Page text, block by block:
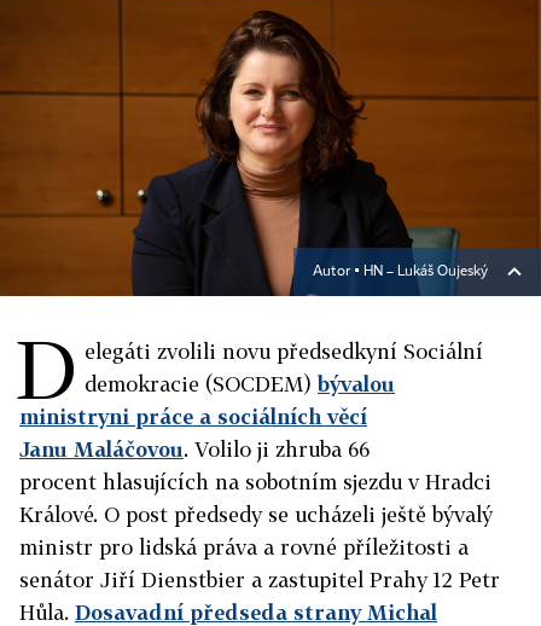
Autor ▪ HN – Lukáš Oujeský
D elegáti zvolili novu předsedkyní Sociální
demokracie (SOCDEM) bývalou
ministryni práce a sociálních věcí
Janu Maláčovou. Volilo ji zhruba 66
procent hlasujících na sobotním sjezdu v Hradci
Králové. O post předsedy se ucházeli ještě bývalý
ministr pro lidská práva a rovné příležitosti a
senátor Jiří Dienstbier a zastupitel Prahy 12 Petr
Hůla. Dosavadní předseda strany Michal